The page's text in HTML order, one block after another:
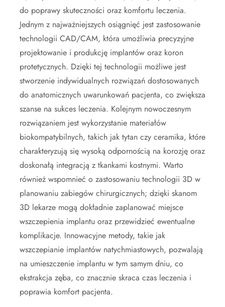
do poprawy skuteczności oraz komfortu leczenia.
Jednym z najważniejszych osiągnięć jest zastosowanie
technologii CAD/CAM, która umożliwia precyzyjne
projektowanie i produkcję implantów oraz koron
protetycznych. Dzięki tej technologii możliwe jest
stworzenie indywidualnych rozwiązań dostosowanych
do anatomicznych uwarunkowań pacjenta, co zwiększa
szanse na sukces leczenia. Kolejnym nowoczesnym
rozwiązaniem jest wykorzystanie materiałów
biokompatybilnych, takich jak tytan czy ceramika, które
charakteryzują się wysoką odpornością na korozję oraz
doskonałą integracją z tkankami kostnymi. Warto
również wspomnieć o zastosowaniu technologii 3D w
planowaniu zabiegów chirurgicznych; dzięki skanom
3D lekarze mogą dokładnie zaplanować miejsce
wszczepienia implantu oraz przewidzieć ewentualne
komplikacje. Innowacyjne metody, takie jak
wszczepianie implantów natychmiastowych, pozwalają
na umieszczenie implantu w tym samym dniu, co
ekstrakcja zęba, co znacznie skraca czas leczenia i
poprawia komfort pacjenta.